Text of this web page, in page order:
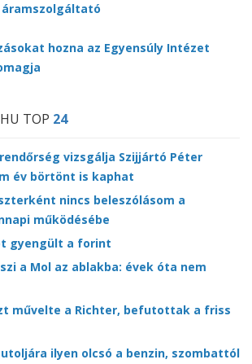
hozna az Egyensúly Intézet
TOP 24
vizsgálja Szijjártó Péter
év börtönt is kaphat
nincs beleszólásom a
működésébe
gyengült a forint
a Mol az ablakba: évek óta nem
művelte a Richter, befutottak a friss
ilyen olcsó a benzin, szombattól